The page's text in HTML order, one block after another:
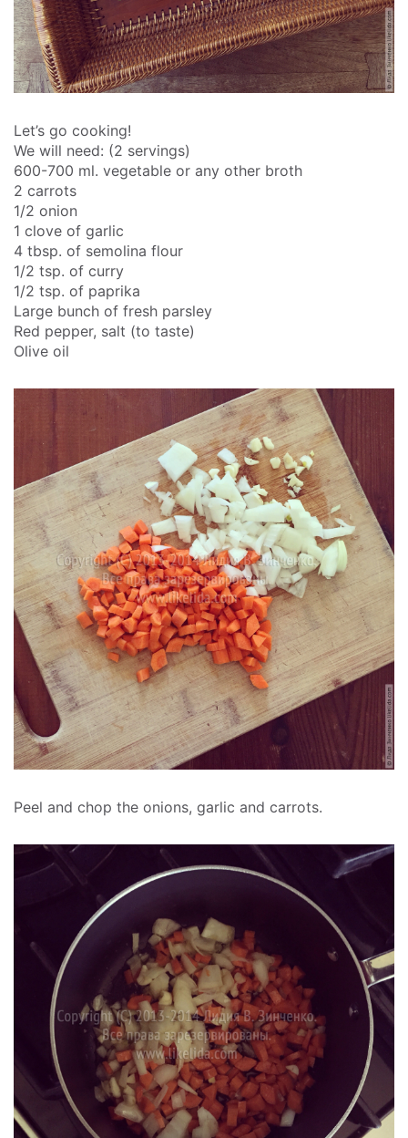
Let’s go cooking!
We will need: (2 servings)
600-700 ml. vegetable or any other broth
2 carrots
1/2 onion
1 clove of garlic
4 tbsp. of semolina flour
1/2 tsp. of curry
1/2 tsp. of paprika
Large bunch of fresh parsley
Red pepper, salt (to taste)
Olive oil
Peel and chop the onions, garlic and carrots.